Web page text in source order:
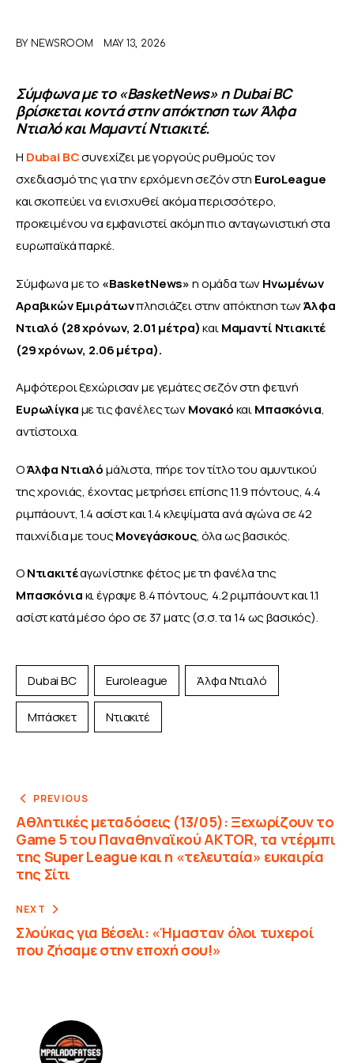
ΑΦΙΕΡΩΜΑΤΑ
BY NEWSROOM MAY 13, 2026
Σύμφωνα με το «BasketNews» η Dubai BC
βρίσκεται κοντά στην απόκτηση των Άλφα
Ντιαλό και Μαμαντί Ντιακιτέ.
Η Dubai BC συνεχίζει με γοργούς ρυθμούς τον
σχεδιασμό της για την ερχόμενη σεζόν στη EuroLeague
και σκοπεύει να ενισχυθεί ακόμα περισσότερο,
προκειμένου να εμφανιστεί ακόμη πιο ανταγωνιστική στα
ευρωπαϊκά παρκέ.
Σύμφωνα με το «BasketNews» η ομάδα των Ηνωμένων
Αραβικών Εμιράτων πλησιάζει στην απόκτηση των Άλφα
Ντιαλό (28 χρόνων, 2.01 μέτρα) και Μαμαντί Ντιακιτέ
(29 χρόνων, 2.06 μέτρα).
Αμφότεροι ξεχώρισαν με γεμάτες σεζόν στη φετινή
Ευρωλίγκα με τις φανέλες των Μονακό και Μπασκόνια,
αντίστοιχα.
Ο Άλφα Ντιαλό μάλιστα, πήρε τον τίτλο του αμυντικού
της χρονιάς, έχοντας μετρήσει επίσης 11.9 πόντους, 4.4
ριμπάουντ, 1.4 ασίστ και 1.4 κλεψίματα ανά αγώνα σε 42
παιχνίδια με τους Μονεγάσκους, όλα ως βασικός.
Ο Ντιακιτέ αγωνίστηκε φέτος με τη φανέλα της
Μπασκόνια κι έγραψε 8.4 πόντους, 4.2 ριμπάουντ και 1.1
ασίστ κατά μέσο όρο σε 37 ματς (σ.σ. τα 14 ως βασικός).
Dubai BC Euroleague Άλφα Ντιαλό
Μπάσκετ Ντιακιτέ
PREVIOUS
Αθλητικές μεταδόσεις (13/05): Ξεχωρίζουν το
Game 5 του Παναθηναϊκού AKTOR, τα ντέρμπι
της Super League και η «τελευταία» ευκαιρία
της Σίτι
NEXT
Σλούκας για Βέσελι: «Ήμασταν όλοι τυχεροί
που ζήσαμε στην εποχή σου!»